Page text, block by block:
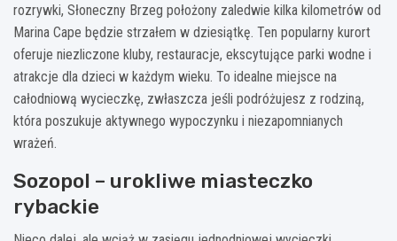
rozrywki, Słoneczny Brzeg położony zaledwie kilka kilometrów od
Marina Cape będzie strzałem w dziesiątkę. Ten popularny kurort
oferuje niezliczone kluby, restauracje, ekscytujące parki wodne i
atrakcje dla dzieci w każdym wieku. To idealne miejsce na
całodniową wycieczkę, zwłaszcza jeśli podróżujesz z rodziną,
która poszukuje aktywnego wypoczynku i niezapomnianych
wrażeń.
Sozopol – urokliwe miasteczko
rybackie